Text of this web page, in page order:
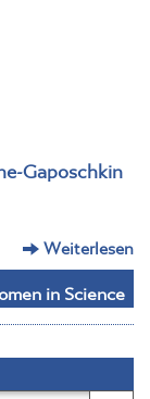
Gaposchkin
Weiterlesen
in Science